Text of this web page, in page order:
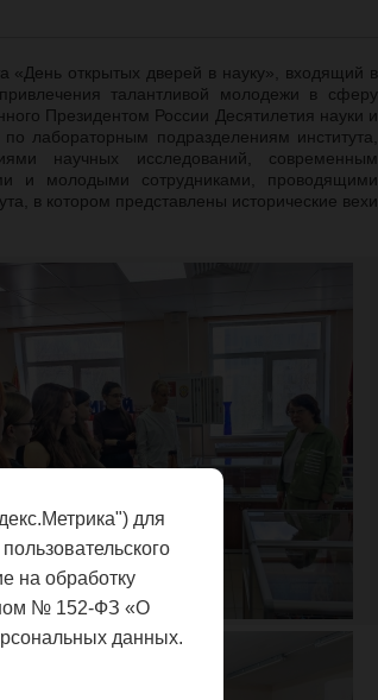
открытых дверей в науку»,
входящий в
талантливой молодежи в сферу
Президентом России Десятилетия науки и
лабораторным подразделениям института,
научных исследований, современным
и молодыми сотрудниками, проводящими
в котором представлены исторические вехи
для
на обработку
№ 152-ФЗ «О
данных.